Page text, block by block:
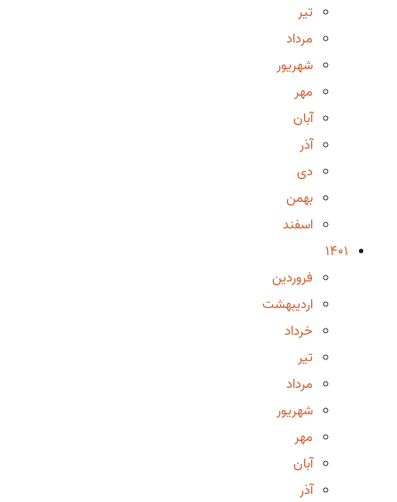
تیر
مرداد
شهریور
مهر
آبان
آذر
دی
بهمن
اسفند
1401
فروردین
اردیبهشت
خرداد
تیر
مرداد
شهریور
مهر
آبان
آذر